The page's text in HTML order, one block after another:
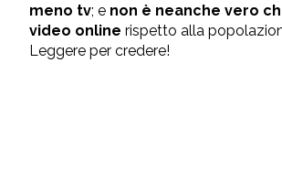
meno tv; e non è neanche vero
video onlinerispetto alla
Leggere per credere!